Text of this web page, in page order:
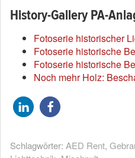
History-Gallery PA-
Fotoserie historischer
Fotoserie historische
Fotoserie historische
Noch mehr Holz:
Schlagwörter: AED Rent,